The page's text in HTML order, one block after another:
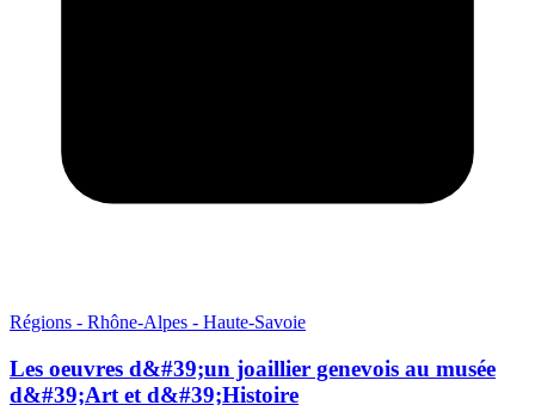
Régions - Rhône-Alpes - Haute-Savoie
Les oeuvres d&#39;un joaillier genevois au musée
d&#39;Art et d&#39;Histoire